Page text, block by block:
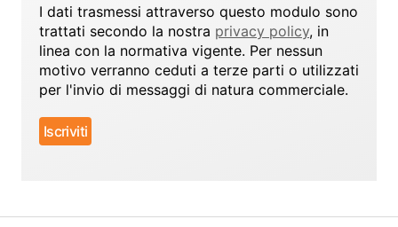
I dati trasmessi attraverso questo modulo sono
trattati secondo la nostra privacy policy, in
linea con la normativa vigente. Per nessun
motivo verranno ceduti a terze parti o utilizzati
per l'invio di messaggi di natura commerciale.